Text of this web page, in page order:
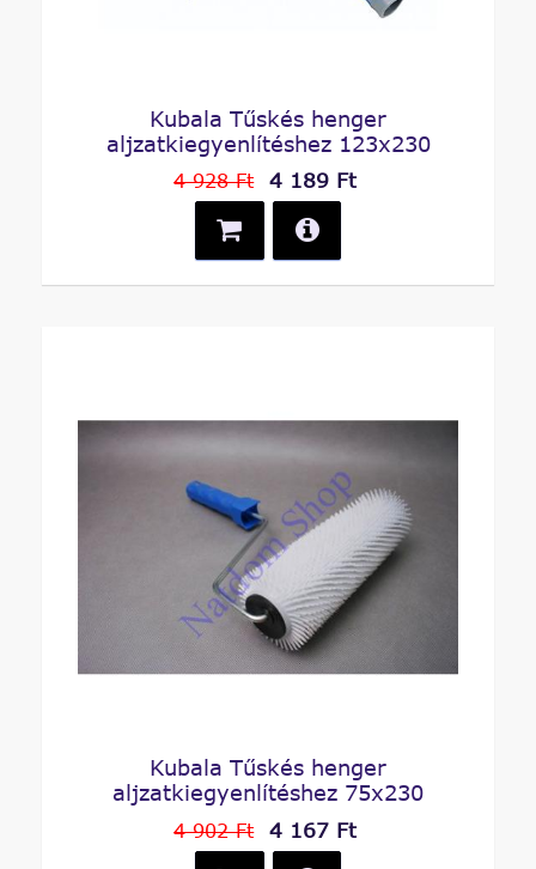
Kubala Tűskés henger
aljzatkiegyenlítéshez 123x230
4 928 Ft 4 189 Ft
Kubala Tűskés henger
aljzatkiegyenlítéshez 75x230
4 902 Ft 4 167 Ft